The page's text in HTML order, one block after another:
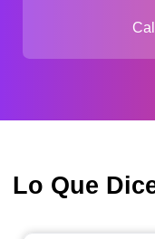
Lo Que